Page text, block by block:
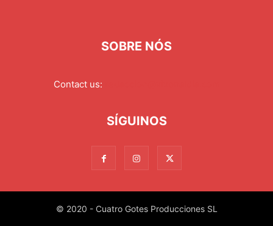
SOBRE NÓS
Contact us:
SÍGUINOS
© 2020 - Cuatro Gotes Producciones SL